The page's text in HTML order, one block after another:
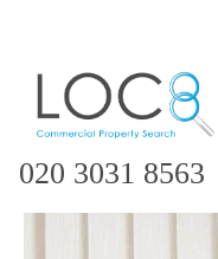
020 3031 8563